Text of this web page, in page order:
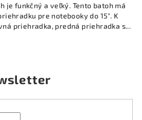
z
5
hviezdičiek.
je funkčný a veľký. Tento batoh má
pre notebooky do 15". K
priehradka, predná priehradka s...